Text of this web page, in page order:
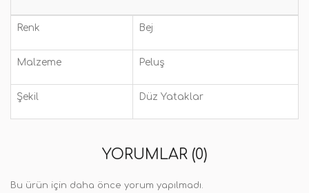
Renk Bej
Malzeme Peluş
Şekil Düz Yataklar
YORUMLAR (0)
Bu ürün için daha önce yorum yapılmadı.